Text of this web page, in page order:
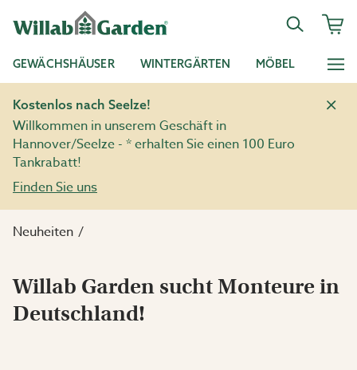
GEWÄCHSHÄUSER WINTERGÄRTEN MÖBEL
Kostenlos nach Seelze!
Willkommen in unserem Geschäft in
Hannover/Seelze - * erhalten Sie einen 100 Euro
Tankrabatt!
Finden Sie uns
Neuheiten
Willab Garden sucht Monteure in
Deutschland!